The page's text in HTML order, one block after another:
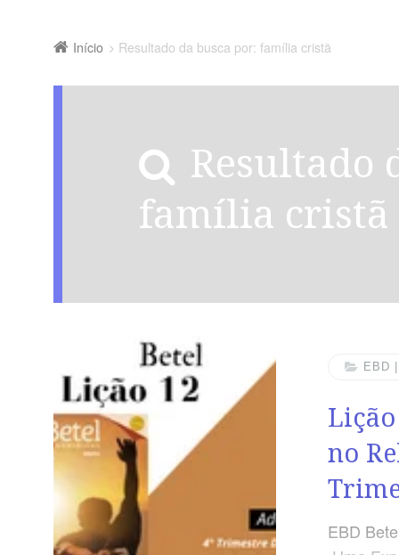
Início Resultado da busca por: família cristã
Resultado da busca por:
família cristã
EBD
no
EBD